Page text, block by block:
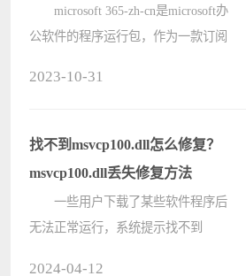
microsoft 365-zh-cn是microsoft办
公软件的程序运行包，作为一款订阅
电脑产生什么影响？下面就来看看
2023-10-31
找不到msvcp100.dll怎么修复？
msvcp100.dll丢失修复方法
一些用户下载了某些软件程序后
无法正常运行，系统提示找不到
2024-04-12